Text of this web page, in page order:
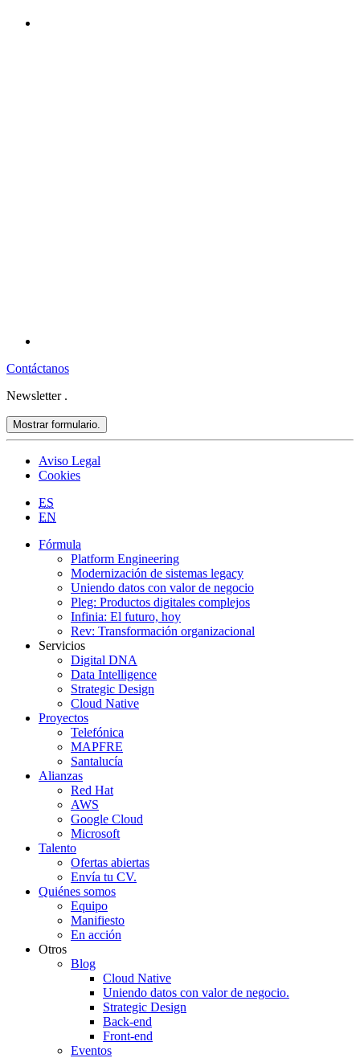
Contáctanos
Newsletter .
Mostrar formulario.
Aviso Legal
Cookies
ES
EN
Fórmula
Platform Engineering
Modernización de sistemas legacy
Uniendo datos con valor de negocio
Pleg: Productos digitales complejos
Infinia: El futuro, hoy
Rev: Transformación organizacional
Servicios
Digital DNA
Data Intelligence
Strategic Design
Cloud Native
Proyectos
Telefónica
MAPFRE
Santalucía
Alianzas
Red Hat
AWS
Google Cloud
Microsoft
Talento
Ofertas abiertas
Envía tu CV.
Quiénes somos
Equipo
Manifiesto
En acción
Otros
Blog
Cloud Native
Uniendo datos con valor de negocio.
Strategic Design
Back-end
Front-end
Eventos